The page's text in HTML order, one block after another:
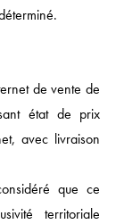
de vente de
état de prix
avec livraison
que ce
territoriale